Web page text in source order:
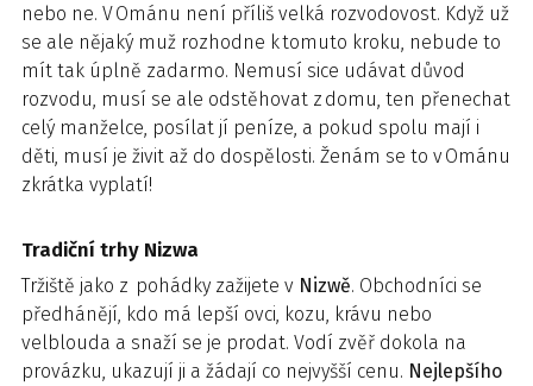
nebo ne. V Ománu není příliš velká rozvodovost. Když už
se ale nějaký muž rozhodne k tomuto kroku, nebude to
mít tak úplně zadarmo. Nemusí sice udávat důvod
rozvodu, musí se ale odstěhovat z domu, ten přenechat
celý manželce, posílat jí peníze, a pokud spolu mají i
děti, musí je živit až do dospělosti. Ženám se to v Ománu
zkrátka vyplatí!
Tradiční trhy Nizwa
Tržiště jako z pohádky zažijete v Nizwě. Obchodníci se
předhánějí, kdo má lepší ovci, kozu, krávu nebo
velblouda a snaží se je prodat. Vodí zvěř dokola na
provázku, ukazují ji a žádají co nejvyšší cenu. Nejlepšího